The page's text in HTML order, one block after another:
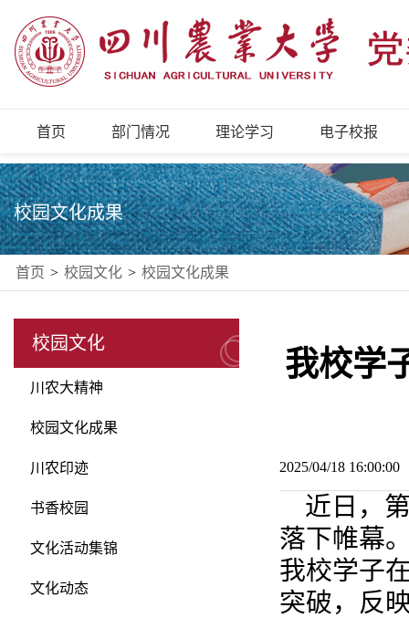
首页 部门情况 理论学习 电子校报
校园文化成果
首页 > 校园文化 > 校园文化成果
校园文化
川农大精神
校园文化成果
川农印迹
书香校园
文化活动集锦
文化动态
我校学
2025/04/18
近日，
落下帷幕
我校学子
突破，反